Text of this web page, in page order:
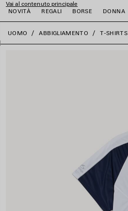
Vai al contenuto principale
NOVITÀ
REGALI BORSE DONNA
close the banner
UOMO ABBIGLIAMENTO T-SHIRTS